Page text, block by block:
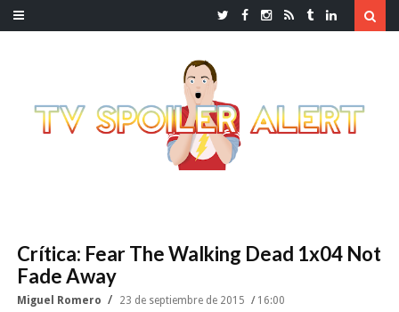
Crítica: Fear The Walking Dead 1x04 Not
Fade Away
Miguel Romero 23 de septiembre de 2015 16:00